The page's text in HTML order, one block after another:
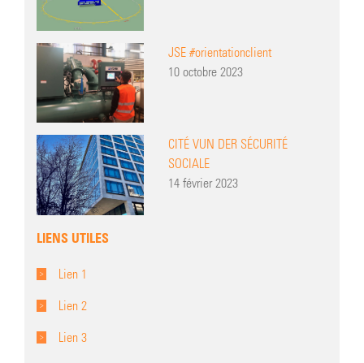
JSE #orientationclient
10 octobre 2023
CITÉ VUN DER SÉCURITÉ
SOCIALE
14 février 2023
LIENS UTILES
Lien 1
Lien 2
Lien 3